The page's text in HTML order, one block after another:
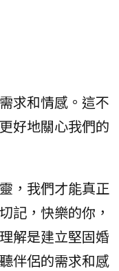
求和情感。這不
好地關心我們的
，我們才能真正
記，快樂的你，
解是建立堅固婚
伴侶的需求和感